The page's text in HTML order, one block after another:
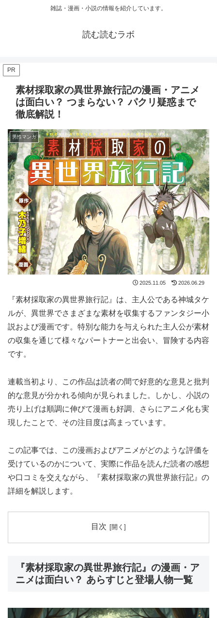
雑誌・漫画・小説の情報を紹介しています。
読む読むラボ
PR
素材採取家の異世界旅行記の漫画・アニメ
は面白い？ つまらない？ パクリ疑惑まで
徹底解説！
男性マンガ
2025.11.05 2026.06.29
『素材採取家の異世界旅行記』は、主人公である神城タケ
ルが、異世界でさまざまな素材を収集するファンタジー小
説および漫画です。特別な能力を与えられた主人公が素材
の収集を通じて様々なパートナーと出会い、冒険する内容
です。
連載当初より、この作品は読者の間で好意的な意見と批判
的な意見が分かれる傾向が見られました。しかし、小説の
売り上げは順調に伸びて漫画も好調、さらにアニメ化も実
現したことで、その注目度は高まっています。
この記事では、この漫画およびアニメがどのような評価を
受けているのかについて、実際に作品を読んだ読者の感想
や口コミを交えながら、『素材採取家の異世界旅行記』の
詳細を解説します。
目次
『素材採取家の異世界旅行記』の漫画・ア
ニメは面白い？ あらすじと登場人物一覧